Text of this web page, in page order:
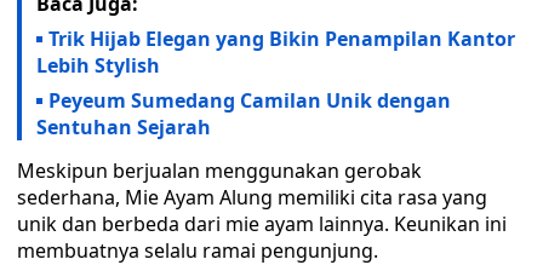
Trik Hijab Elegan yang Bikin Penampilan Kantor
Lebih Stylish
Peyeum Sumedang Camilan Unik dengan
Sentuhan Sejarah
Meskipun berjualan menggunakan gerobak
sederhana, Mie Ayam Alung memiliki cita rasa yang
unik dan berbeda dari mie ayam lainnya. Keunikan ini
membuatnya selalu ramai pengunjung.